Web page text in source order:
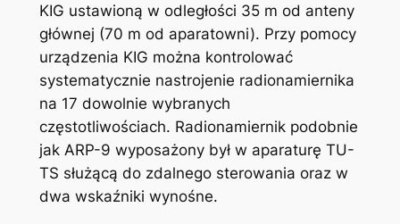
KIG ustawioną w odległości 35 m od anteny
głównej (70 m od aparatowni). Przy pomocy
urządzenia KIG można kontrolować
systematycznie nastrojenie radionamiernika
na 17 dowolnie wybranych
częstotliwościach. Radionamiernik podobnie
jak ARP-9 wyposażony był w aparaturę TU-
TS służącą do zdalnego sterowania oraz w
dwa wskaźniki wynośne.